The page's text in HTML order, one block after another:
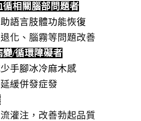
相關腦部問題者
語言肢體功能恢復
化、腦霧等問題改善
/循環障礙者
手腳冰冷麻木感
緩併發症發
灌注，改善勃起品質